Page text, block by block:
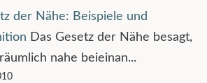
der Nähe: Beispiele und
Das Gesetz der Nähe besagt,
nahe beieinan...